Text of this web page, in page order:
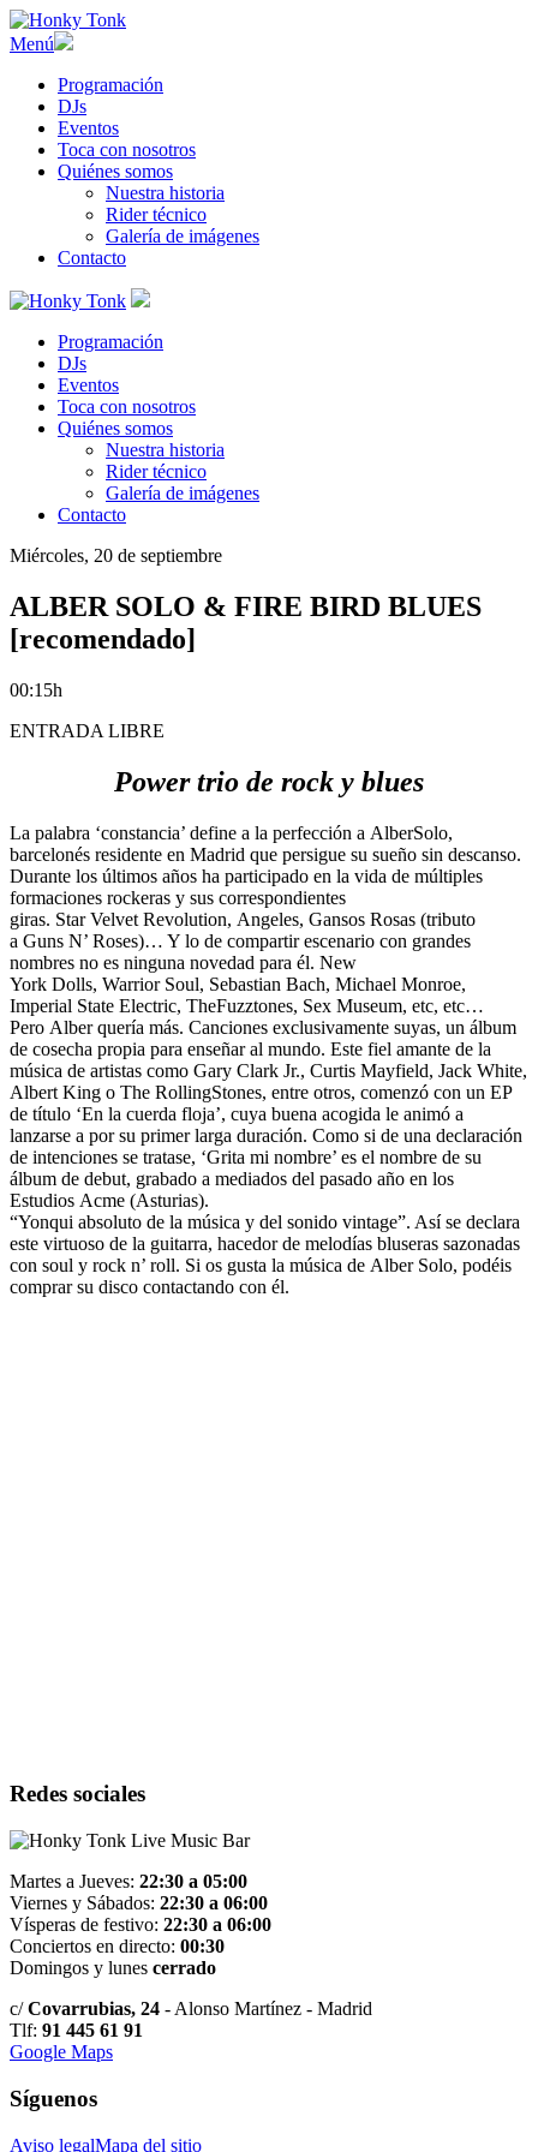
Menú
Programación
DJs
Eventos
Toca con nosotros
Quiénes somos
Nuestra historia
Rider técnico
Galería de imágenes
Contacto
Programación
DJs
Eventos
Toca con nosotros
Quiénes somos
Nuestra historia
Rider técnico
Galería de imágenes
Contacto
Miércoles, 20 de septiembre
ALBER SOLO & FIRE BIRD BLUES
[recomendado]
00:15h
ENTRADA LIBRE
Power trio de rock y blues
La palabra ‘constancia’ define a la perfección a AlberSolo,
barcelonés residente en Madrid que persigue su sueño sin descanso.
Durante los últimos años ha participado en la vida de múltiples
formaciones rockeras y sus correspondientes
giras. Star Velvet Revolution, Angeles, Gansos Rosas (tributo
a Guns N’ Roses)… Y lo de compartir escenario con grandes
nombres no es ninguna novedad para él. New
York Dolls, Warrior Soul, Sebastian Bach, Michael Monroe,
Imperial State Electric, TheFuzztones, Sex Museum, etc, etc…
Pero Alber quería más. Canciones exclusivamente suyas, un álbum
de cosecha propia para enseñar al mundo. Este fiel amante de la
música de artistas como Gary Clark Jr., Curtis Mayfield, Jack White,
Albert King o The RollingStones, entre otros, comenzó con un EP
de título ‘En la cuerda floja’, cuya buena acogida le animó a
lanzarse a por su primer larga duración. Como si de una declaración
de intenciones se tratase, ‘Grita mi nombre’ es el nombre de su
álbum de debut, grabado a mediados del pasado año en los
Estudios Acme (Asturias).
“Yonqui absoluto de la música y del sonido vintage”. Así se declara
este virtuoso de la guitarra, hacedor de melodías bluseras sazonadas
con soul y rock n’ roll. Si os gusta la música de Alber Solo, podéis
comprar su disco contactando con él.
Redes sociales
Live Music Bar
Martes a Jueves: 22:30 a 05:00
Viernes y Sábados: 22:30 a 06:00
Vísperas de festivo: 22:30 a 06:00
Conciertos en directo: 00:30
Domingos y lunes cerrado
c/Covarrubias, 24 - Alonso Martí­nez - Madrid
Tlf: 91 445 61 91
Google Maps
Síguenos
Aviso legalMapa del sitio